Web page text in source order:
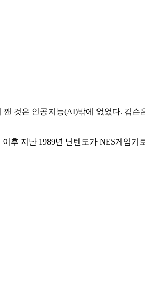
것은 인공지능(AI)밖에 없었다. 깁
후 지난 1989년 닌텐도가 NES게임